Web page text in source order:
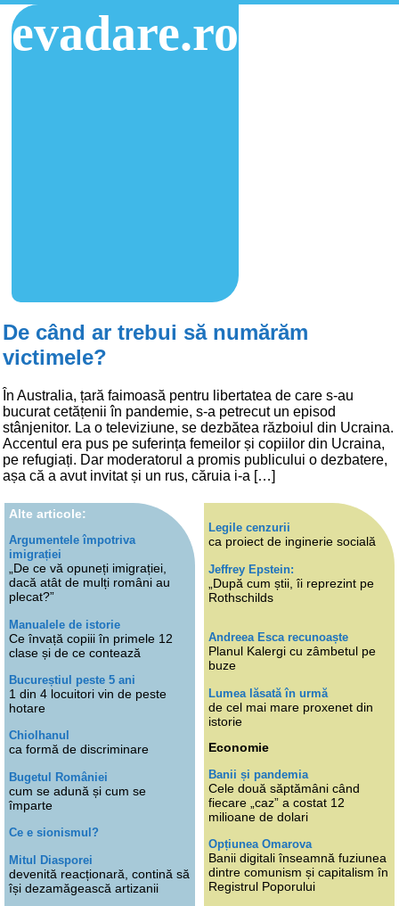
evadare.ro
De când ar trebui să numărăm
victimele?
În Australia, țară faimoasă pentru libertatea de care s-au
bucurat cetățenii în pandemie, s-a petrecut un episod
stânjenitor. La o televiziune, se dezbătea războiul din Ucraina.
Accentul era pus pe suferința femeilor și copiilor din Ucraina,
pe refugiați. Dar moderatorul a promis publicului o dezbatere,
așa că a avut invitat și un rus, căruia i-a […]
Alte articole:
Argumentele împotriva
imigrației
„De ce vă opuneți imigrației,
dacă atât de mulți români au
plecat?”
Manualele de istorie
Ce învață copiii în primele 12
clase și de ce contează
Bucureștiul peste 5 ani
1 din 4 locuitori vin de peste
hotare
Chiolhanul
ca formă de discriminare
Bugetul României
cum se adună și cum se
împarte
Ce e sionismul?
Mitul Diasporei
devenită reacționară, contină să
își dezamăgească artizanii
Legile cenzurii
ca proiect de inginerie socială
Jeffrey Epstein:
„După cum știi, îi reprezint pe
Rothschilds
Andreea Esca recunoaște
Planul Kalergi cu zâmbetul pe
buze
Lumea lăsată în urmă
de cel mai mare proxenet din
istorie
Economie
Banii și pandemia
Cele două săptămâni când
fiecare „caz” a costat 12
milioane de dolari
Opțiunea Omarova
Banii digitali înseamnă fuziunea
dintre comunism și capitalism în
Registrul Poporului